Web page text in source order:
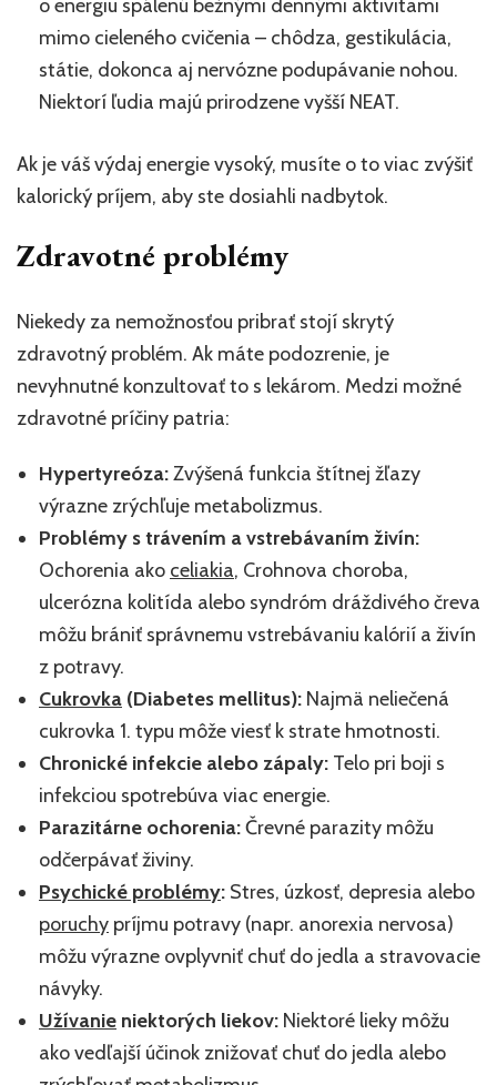
o energiu spálenú bežnými dennými aktivitami
mimo cieleného cvičenia – chôdza, gestikulácia,
státie, dokonca aj nervózne podupávanie nohou.
Niektorí ľudia majú prirodzene vyšší NEAT.
Ak je váš výdaj energie vysoký, musíte o to viac zvýšiť
kalorický príjem, aby ste dosiahli nadbytok.
Zdravotné problémy
Niekedy za nemožnosťou pribrať stojí skrytý
zdravotný problém. Ak máte podozrenie, je
nevyhnutné konzultovať to s lekárom. Medzi možné
zdravotné príčiny patria:
Hypertyreóza:Zvýšená funkcia štítnej žľazy
výrazne zrýchľuje metabolizmus.
Problémy s trávením a vstrebávaním živín:
Ochorenia ako celiakia, Crohnova choroba,
ulcerózna kolitída alebo syndróm dráždivého čreva
môžu brániť správnemu vstrebávaniu kalórií a živín
z potravy.
Cukrovka (Diabetes mellitus): Najmä neliečená
cukrovka 1. typu môže viesť k strate hmotnosti.
Chronické infekcie alebo zápaly: Telo pri boji s
infekciou spotrebúva viac energie.
Parazitárne ochorenia:Črevné parazity môžu
odčerpávať živiny.
Psychické problémy: Stres, úzkosť, depresia alebo
poruchy príjmu potravy (napr. anorexia nervosa)
môžu výrazne ovplyvniť chuť do jedla a stravovacie
návyky.
Užívanie niektorých liekov: Niektoré lieky môžu
ako vedľajší účinok znižovať chuť do jedla alebo